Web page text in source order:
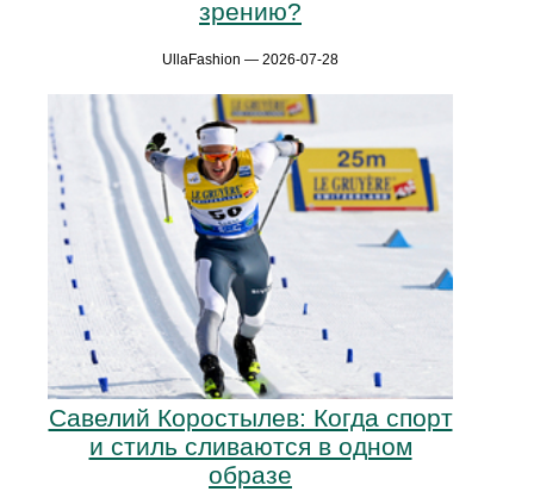
зрению?
UllaFashion — 2026-07-28
Савелий Коростылев: Когда спорт
и стиль сливаются в одном
образе